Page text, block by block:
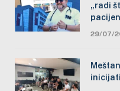
„radi
29/07/